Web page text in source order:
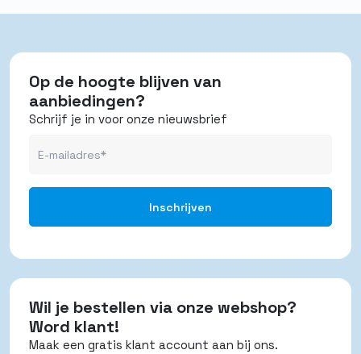
Op de hoogte blijven van
aanbiedingen?
Schrijf je in voor onze nieuwsbrief
Wil je bestellen via onze webshop?
Word klant!
Maak een gratis klant account aan bij ons.